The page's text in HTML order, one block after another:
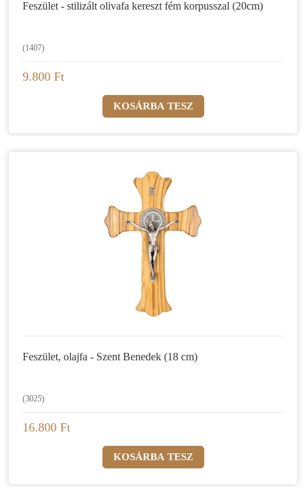
Feszület - stilizált olivafa kereszt fém korpusszal (20cm)
(1407)
9.800 Ft
Feszület, olajfa - Szent Benedek (18 cm)
(3025)
16.800 Ft